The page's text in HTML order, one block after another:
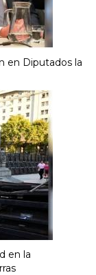
en Diputados la
en la